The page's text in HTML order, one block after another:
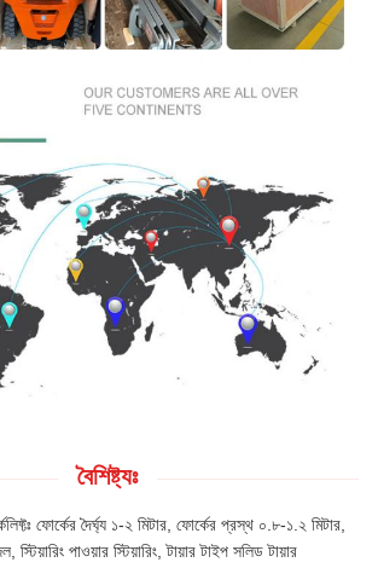
বৈশিষ্ট্যঃ
ফোর্কের দৈর্ঘ্য ১-২ মিটার, ফোর্কের প্রস্থ ০.৮-১.২ মিটার,
স্টিয়ারিং পাওয়ার স্টিয়ারিং, টায়ার টাইপ সলিড টায়ার